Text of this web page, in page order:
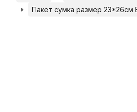
Пакет сумка размер